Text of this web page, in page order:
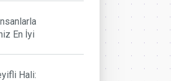
En İyi
Hali: